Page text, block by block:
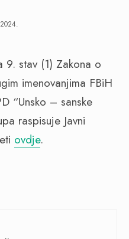
9. stav (1) Zakona o
imenovanjima FBiH
“Unsko – sanske
raspisuje Javni
ovdje.